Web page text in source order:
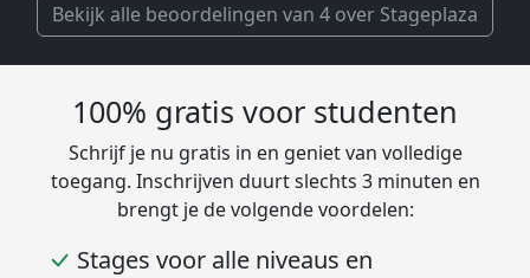
Bekijk alle beoordelingen van 4 over Stageplaza
100% gratis voor studenten
Schrijf je nu gratis in en geniet van volledige
toegang. Inschrijven duurt slechts 3 minuten en
brengt je de volgende voordelen:
Stages voor alle niveaus en